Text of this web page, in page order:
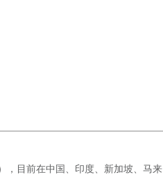
，目前在中国、印度、新加坡、马来